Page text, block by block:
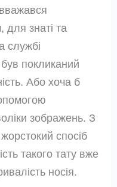
знаті та
службі
покликаний
Або хоча б
зображень. З
спосіб
такого тату вже
носія.